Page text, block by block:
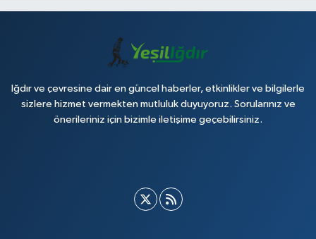
Iğdır ve çevresine dair en güncel haberler, etkinlikler ve bilgilerle
sizlere hizmet vermekten mutluluk duyuyoruz. Sorularınız ve
önerileriniz için bizimle iletişime geçebilirsiniz.